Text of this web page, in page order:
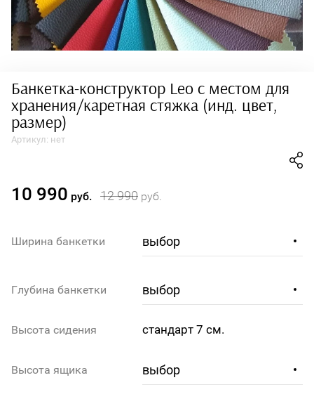
Банкетка-конструктор Leo с местом для
хранения/каретная стяжка (инд. цвет,
размер)
Артикул: нет
10 990 руб. 12 990 руб.
Ширина банкетки
Глубина банкетки
Высота сидения стандарт 7 см.
Высота ящика